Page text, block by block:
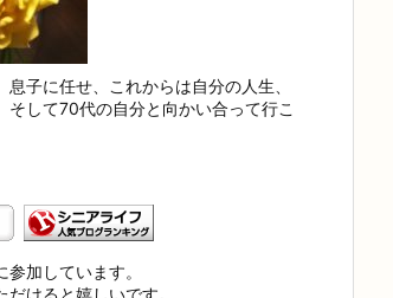
息子に任せ、これからは自分の人生、
そして70代の自分と向かい合って行こ
参加しています。
だけると嬉しいです。